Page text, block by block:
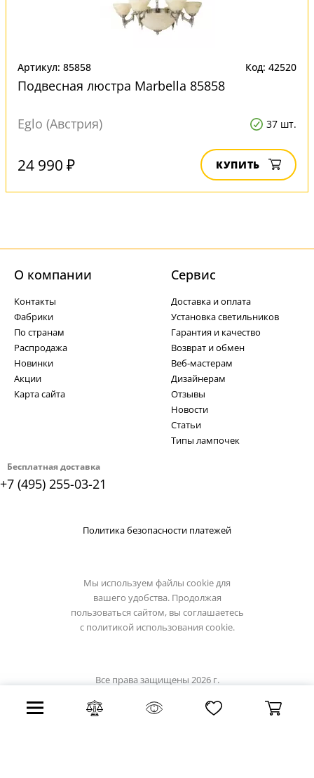
Артикул: 85858 Код: 42520
Подвесная люстра Marbella 85858
Eglo (Австрия) 37 шт.
24 990 ₽ КУПИТЬ
Бесплатная доставка
+7 (495) 255-03-21
О компании
Контакты
Фабрики
По странам
Распродажа
Новинки
Акции
Карта сайта
Cервис
Доставка и оплата
Установка светильников
Гарантия и качество
Возврат и обмен
Веб-мастерам
Дизайнерам
Отзывы
Новости
Статьи
Типы лампочек
Политика безопасности платежей
Мы используем файлы cookie для
вашего удобства. Продолжая
пользоваться сайтом, вы соглашаетесь
с политикой использования cookie.
Все права защищены 2026 г.